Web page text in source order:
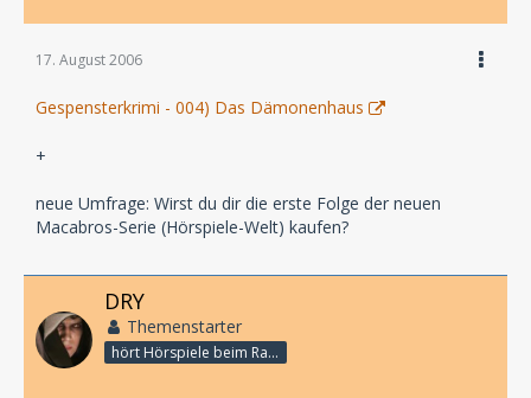
17. August 2006
Gespensterkrimi - 004) Das Dämonenhaus
+
neue Umfrage: Wirst du dir die erste Folge der neuen
Macabros-Serie (Hörspiele-Welt) kaufen?
DRY
Themenstarter
hört Hörspiele beim Rasenmähen